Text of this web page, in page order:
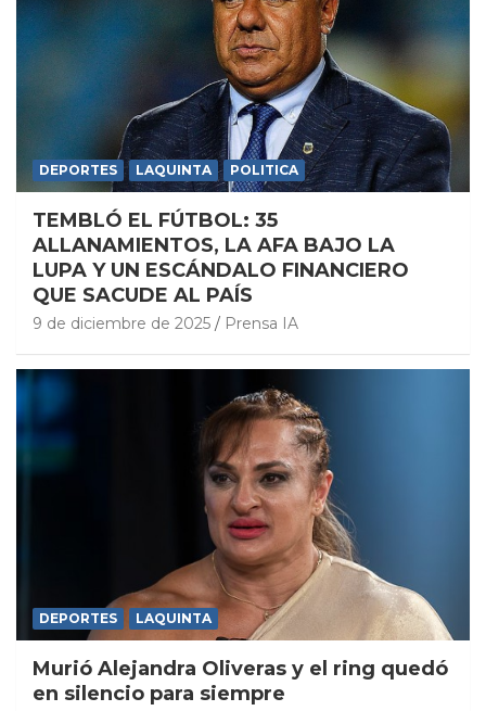
DEPORTES LAQUINTA POLITICA
TEMBLÓ EL FÚTBOL: 35
ALLANAMIENTOS, LA AFA BAJO LA
LUPA Y UN ESCÁNDALO FINANCIERO
QUE SACUDE AL PAÍS
9 de diciembre de 2025 Prensa IA
DEPORTES LAQUINTA
Murió Alejandra Oliveras y el ring quedó
en silencio para siempre